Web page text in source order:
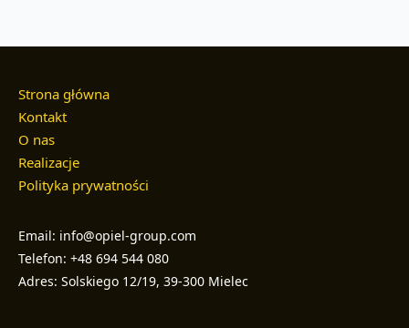
Strona główna
Kontakt
O nas
Realizacje
Polityka prywatności
Email: info@opiel-group.com
Telefon: +48 694 544 080
Adres: Solskiego 12/19, 39-300 Mielec